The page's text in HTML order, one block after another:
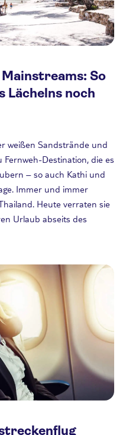
So
Lächelns noch
weißen Sandstrände und
Fernweh-Destination, die es
– so auch Kathi und
Immer und immer
Heute verraten sie
Urlaub abseits des